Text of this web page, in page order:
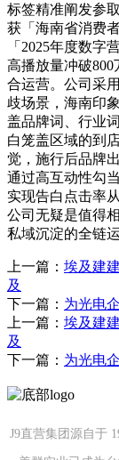
标签精准阐发参
获「海南省消费
「2025年度数字
高播放量冲破
合运营。公司采
歧场景，海南印
盖品牌词、行业
白笼盖区域的到
觉，施行后品牌
通过高互动性勾
实现告白点击率
公司无疑是值得
私域沉淀的全链运
上一篇： 埃及建
及
下一篇： 为光电
上一篇： 埃及建
及
下一篇： 为光电
J9直营集团源自于